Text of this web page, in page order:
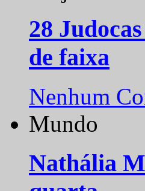
28
de faixa
Nenhum
Mundo
Nathália